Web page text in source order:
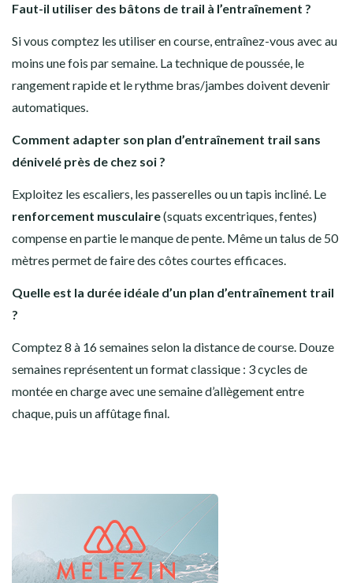
Faut-il utiliser des bâtons de trail à l’entraînement ?
Si vous comptez les utiliser en course, entraînez-vous avec au
moins une fois par semaine. La technique de poussée, le
rangement rapide et le rythme bras/jambes doivent devenir
automatiques.
Comment adapter son plan d’entraînement trail sans
dénivelé près de chez soi ?
Exploitez les escaliers, les passerelles ou un tapis incliné. Le
renforcement musculaire(squats excentriques, fentes)
compense en partie le manque de pente. Même un talus de 50
mètres permet de faire des côtes courtes efficaces.
Quelle est la durée idéale d’un plan d’entraînement trail
?
Comptez 8 à 16 semaines selon la distance de course. Douze
semaines représentent un format classique : 3 cycles de
montée en charge avec une semaine d’allègement entre
chaque, puis un affûtage final.